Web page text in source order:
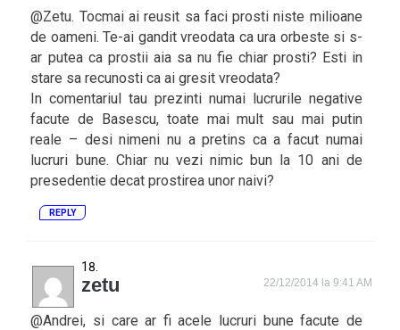
@Zetu. Tocmai ai reusit sa faci prosti niste milioane
de oameni. Te-ai gandit vreodata ca ura orbeste si s-
ar putea ca prostii aia sa nu fie chiar prosti? Esti in
stare sa recunosti ca ai gresit vreodata?
In comentariul tau prezinti numai lucrurile negative
facute de Basescu, toate mai mult sau mai putin
reale – desi nimeni nu a pretins ca a facut numai
lucruri bune. Chiar nu vezi nimic bun la 10 ani de
presedentie decat prostirea unor naivi?
REPLY
zetu 22/12/2014 la 9:41 AM
@Andrei, si care ar fi acele lucruri bune facute de